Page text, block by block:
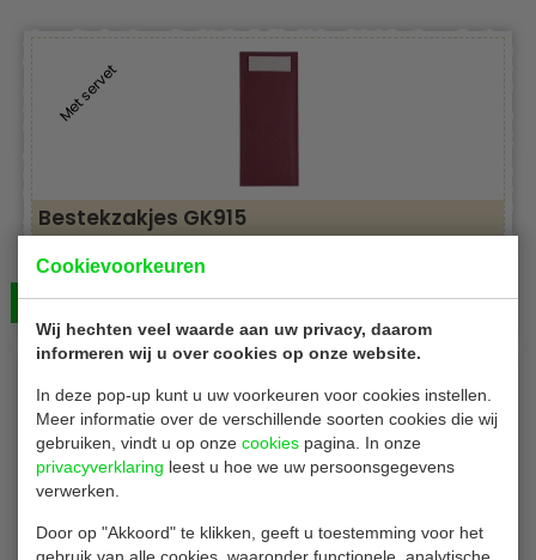
Cookievoorkeuren
Wij hechten veel waarde aan uw privacy, daarom
informeren wij u over cookies op onze website.
In deze pop-up kunt u uw voorkeuren voor cookies instellen.
Meer informatie over de verschillende soorten cookies die wij
gebruiken, vindt u op onze cookies pagina. In onze
privacyverklaring leest u hoe we uw persoonsgegevens
verwerken.
Door op "Akkoord" te klikken, geeft u toestemming voor het
Met servet
Bestekzakjes GK915
Maten 6 x 20 cm
600 stuks
€ 118,00 Bekijken
Met servet
Bestekzakjes GK916